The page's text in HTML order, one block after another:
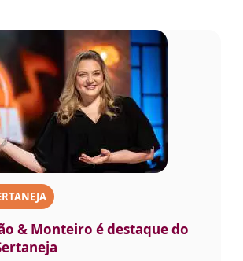
& Monteiro é destaque do